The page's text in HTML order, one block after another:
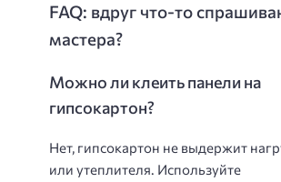
FAQ: вдруг что-то
мастера?
Можно ли клеить панели на
гипсокартон?
Нет, гипсокартон не выдержит
или утеплителя. Используйте